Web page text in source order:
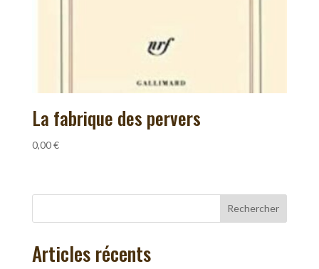
La fabrique des pervers
0,00€
Rechercher
Articles récents